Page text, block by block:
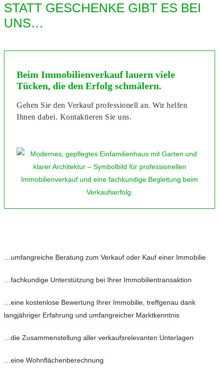
STATT GESCHENKE GIBT ES BEI
UNS…
Beim Immobilienverkauf lauern viele
Tücken, die den Erfolg schmälern.
Gehen Sie den Verkauf professionell an. Wir helfen
Ihnen dabei. Kontaktieren Sie uns.
…umfangreiche Beratung zum Verkauf oder Kauf einer Immobilie
…fachkundige Unterstützung bei Ihrer Immobilientransaktion
…eine kostenlose Bewertung Ihrer Immobilie, treffgenau dank
langjähriger Erfahrung und umfangreicher Marktkenntnis
…die Zusammenstellung aller verkaufsrelevanten Unterlagen
…eine Wohnflächenberechnung